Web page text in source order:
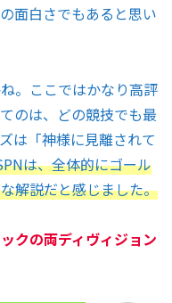
面白さでもあると思い
。ここではかなり高評
のは、どの競技でも最
は「神様に見離されて
は、全体的にゴール
解説だと感じました。
クの両ディヴィジョン